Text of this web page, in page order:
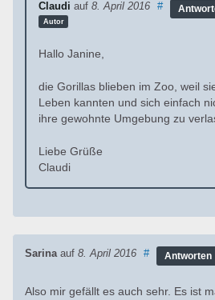
Claudi auf 8. April 2016
Autor
#
Hallo Janine,
die Gorillas blieben im Zoo, weil
Leben kannten und sich einfach
ihre gewohnte Umgebung zu
Liebe Grüße
Claudi
Sarinaauf 8. April 2016 # Antworten
Also mir gefällt es auch sehr. Es ist